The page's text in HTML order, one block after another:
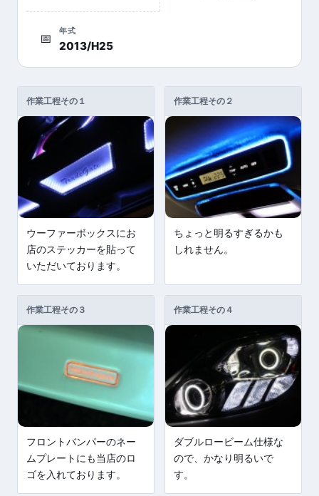
📅
年式
2013/H25
作業工程その１
ウーファーボックスにお
店のステッカーを貼って
いただいております。
作業工程その２
ちょっと明るすぎるかも
しれません。
作業工程その３
フロントバンパーのネー
ムプレートにも当店のロ
ゴを入れております。
作業工程その４
ダブルロービーム仕様な
ので、かなり明るいで
す。